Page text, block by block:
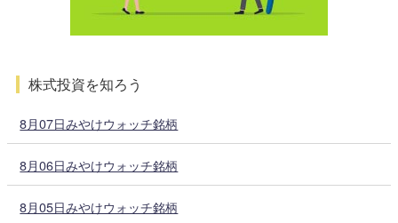
株式投資を知ろう
8月07日みやけウォッチ銘柄
8月06日みやけウォッチ銘柄
8月05日みやけウォッチ銘柄